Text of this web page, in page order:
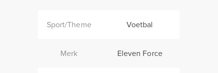
Sport/Theme Voetbal
Merk Eleven Force